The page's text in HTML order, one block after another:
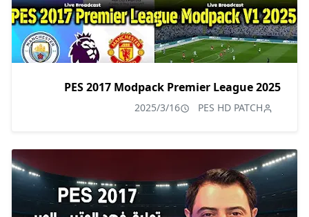
PES 2017 Modpack Premier League 2025
PES HD PATCH
2025/3/16